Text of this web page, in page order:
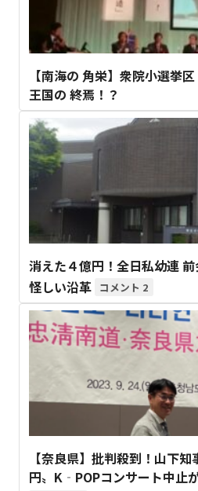
【南海の 角栄】衆院小選挙
王国の 終焉！？
消えた４億円！全日私幼連
怪しい沿革
2
【奈良県】批判殺到！山下
円〟K‐POPコンサート中止